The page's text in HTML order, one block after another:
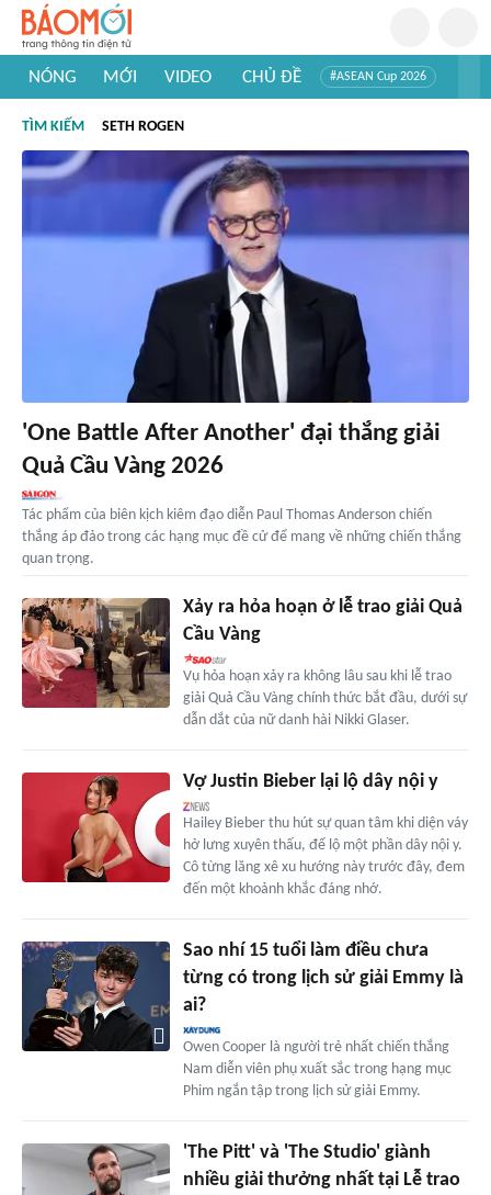
NÓNG MỚI VIDEO CHỦ ĐỀ #ASEAN Cup 2026
#Khám phá thế giới
TÌM KIẾM SETH ROGEN
'One Battle After Another' đại thắng giải
Quả Cầu Vàng 2026
Tác phẩm của biên kịch kiêm đạo diễn Paul Thomas Anderson chiến
thắng áp đảo trong các hạng mục đề cử để mang về những chiến thắng
quan trọng.
Xảy ra hỏa hoạn ở lễ trao giải Quả
Cầu Vàng
Vụ hỏa hoạn xảy ra không lâu sau khi lễ trao
giải Quả Cầu Vàng chính thức bắt đầu, dưới sự
dẫn dắt của nữ danh hài Nikki Glaser.
Vợ Justin Bieber lại lộ dây nội y
Hailey Bieber thu hút sự quan tâm khi diện váy
hở lưng xuyên thấu, để lộ một phần dây nội y.
Cô từng lăng xê xu hướng này trước đây, đem
đến một khoảnh khắc đáng nhớ.
Sao nhí 15 tuổi làm điều chưa
từng có trong lịch sử giải Emmy là
ai?
Owen Cooper là người trẻ nhất chiến thắng
Nam diễn viên phụ xuất sắc trong hạng mục
Phim ngắn tập trong lịch sử giải Emmy.
'The Pitt' và 'The Studio' giành
nhiều giải thưởng nhất tại Lễ trao